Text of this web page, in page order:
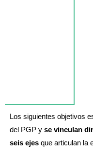
Los siguientes objetivos
del PGP y se vinculan
seis ejes que articulan la